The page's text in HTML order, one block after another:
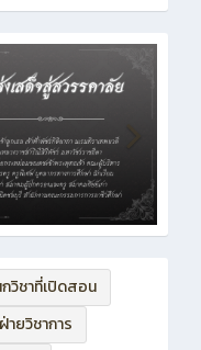
วิชาที่เปิดสอน
ฝ่ายวิชาการ